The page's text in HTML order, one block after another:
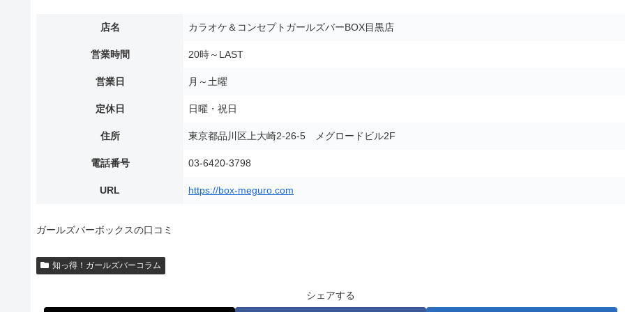
店名 カラオケ＆コンセプトガールズバーBOX目黒店
営業時間 20時～LAST
営業日 月～土曜
定休日 日曜・祝日
住所 東京都品川区上大崎2-26-5 メグロードビル2F
電話番号 03-6420-3798
URL https://box-meguro.com
ガールズバーボックスの口コミ
知っ得！ガールズバーコラム
シェアする